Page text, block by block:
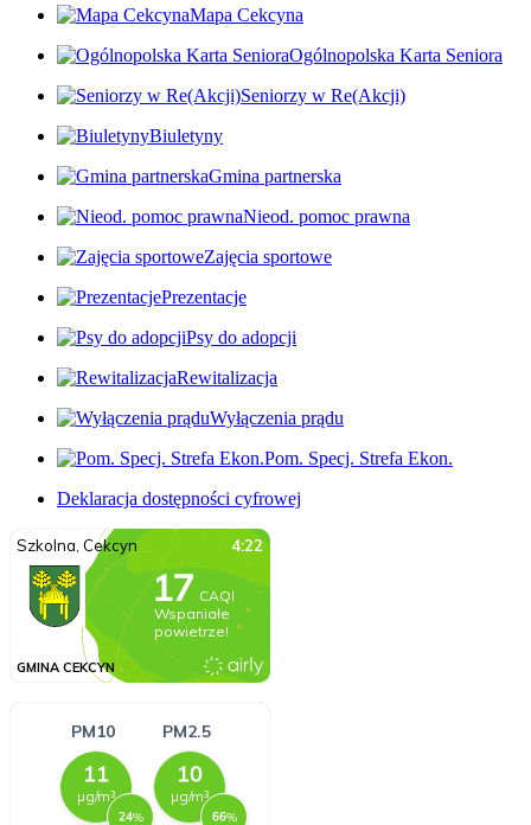
Mapa Cekcyna
Ogólnopolska Karta Seniora
Seniorzy w Re(Akcji)
Biuletyny
Gmina partnerska
Nieod. pomoc prawna
Zajęcia sportowe
Prezentacje
Psy do adopcji
Rewitalizacja
Wyłączenia prądu
Pom. Specj. Strefa Ekon.
Deklaracja dostępności cyfrowej